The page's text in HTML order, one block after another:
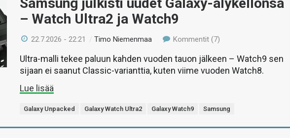
– Watch Ultra2 ja Watch9
22.7.2026 - 22:21 /Timo Niemenmaa Kommentit (7)
Ultra-malli tekee paluun kahden vuoden tauon jälkeen – Watch9 sen
sijaan ei saanut Classic-varianttia, kuten viime vuoden Watch8.
Lue lisää
Galaxy Unpacked Galaxy Watch Ultra2 Galaxy Watch9 Samsung